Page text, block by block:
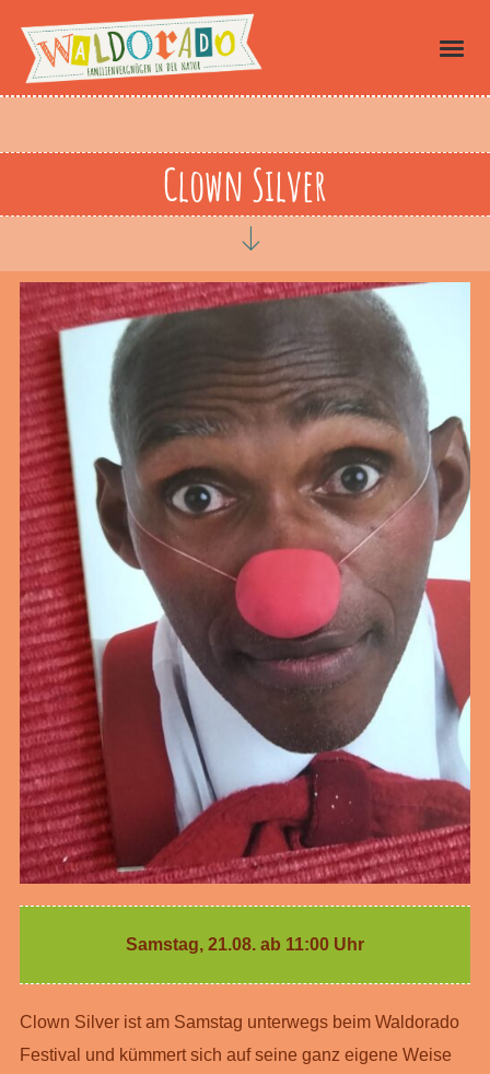
Clown Silver
Samstag, 21.08. ab 11:00 Uhr
Clown Silver ist am Samstag unterwegs beim Waldorado
Festival und kümmert sich auf seine ganz eigene Weise